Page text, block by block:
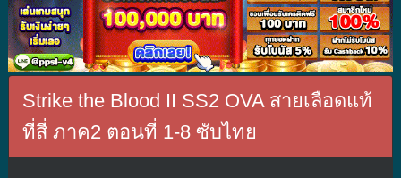
Strike the Blood II SS2 OVA สายเลือดแท้
ที่สี่ ภาค2 ตอนที่ 1-8 ซับไทย